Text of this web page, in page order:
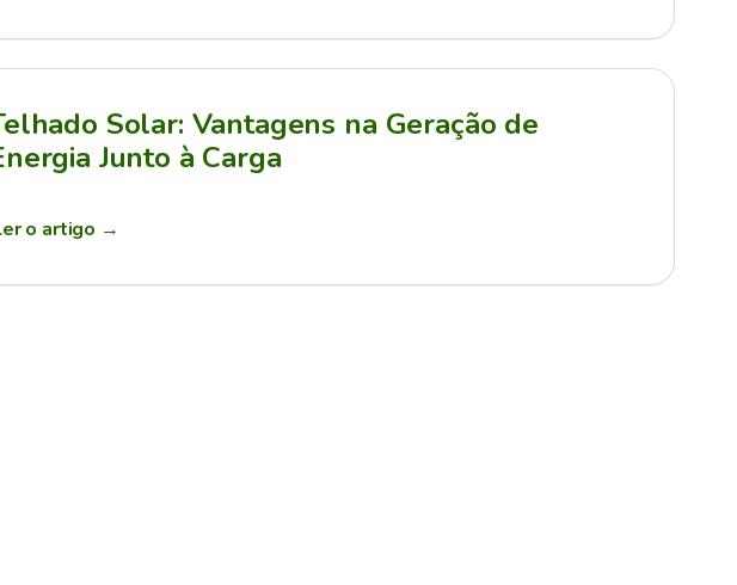
Solar: Vantagens na Geração de
Junto à Carga
o artigo →